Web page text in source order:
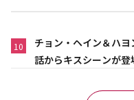
10
チョン・ヘイン＆ハ
話からキスシーンが